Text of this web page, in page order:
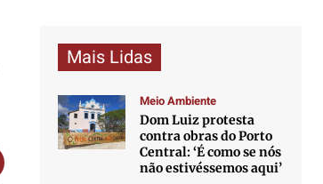
Mais Lidas
Meio Ambiente
Dom Luiz protesta
contra obras do Porto
Central: ‘É como se nós
não estivéssemos aqui’